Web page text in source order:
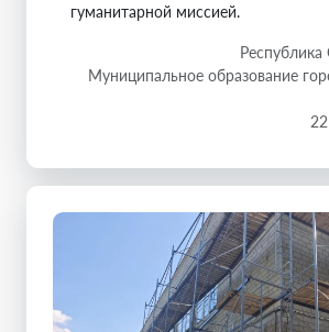
гуманитарной миссией.
Республика
Муниципальное образование